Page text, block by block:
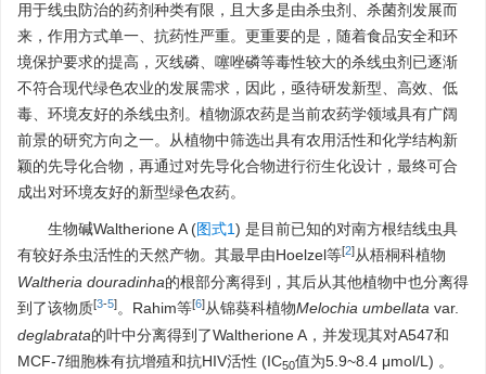
用于线虫防治的药剂种类有限，且大多是由杀虫剂、杀菌剂发展而
来，作用方式单一、抗药性严重。更重要的是，随着食品安全和环
境保护要求的提高，灭线磷、噻唑磷等毒性较大的杀线虫剂已逐渐
不符合现代绿色农业的发展需求，因此，亟待研发新型、高效、低
毒、环境友好的杀线虫剂。植物源农药是当前农药学领域具有广阔
前景的研究方向之一。从植物中筛选出具有农用活性和化学结构新
颖的先导化合物，再通过对先导化合物进行衍生化设计，最终可合
成出对环境友好的新型绿色农药。
生物碱Waltherione A (图式1) 是目前已知的对南方根结线虫具
有较好杀虫活性的天然产物。其最早由Hoelzel等[2]从梧桐科植物
Waltheria douradinha的根部分离得到，其后从其他植物中也分离得
到了该物质[3-5]。Rahim等[6]从锦葵科植物Melochia umbellata var.
deglabrata的叶中分离得到了Waltherione A，并发现其对A547和
MCF-7细胞株有抗增殖和抗HIV活性 (IC50值为5.9~8.4 μmol/L) 。